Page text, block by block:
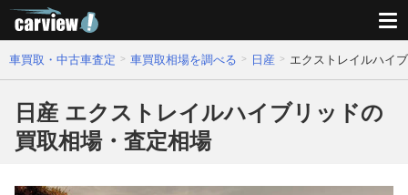
車買取・中古車査定 車買取相場を調べる 日産 エクストレイルハイ
日産 エクストレイルハイブリッドの
買取相場・査定相場